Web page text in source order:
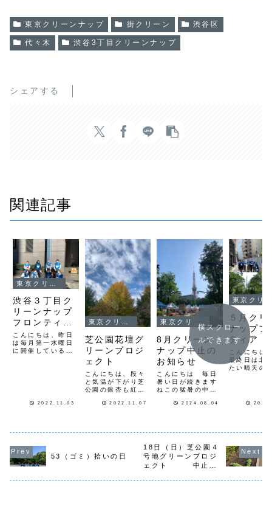
東京クリーンナップ 街クリーン 渋谷区
代々木 渋谷3丁目クリーンナップ
シェアする
関連記事
渋谷３丁目ク
リーンナップ
フロンティア
終了しまし
た。
こんにちは、昨日
は毎月第一水曜日
に開催している
た。今回も「マウ
拾い活動を行って
きま...
2022.11.03
芝公園花壇グ
リーンプロジ
ェクト
こんにちは、段々
と気温が下がり芝
公園の銀杏も紅葉
日は、芝公園４号
には種を付けたま
まリースにして流
木に掛けてきまし
た。花壇A流木に
2022.11.07
8月クリーン
ナップ中止の
お知らせ
こんにちは 毎日
暑い日が続きます
ねこの猛暑の中で
動を行うのは難し
ップ茅ヶ崎西浜ビ
ーチクリーンは猛
暑の為今月は中止
とさせて頂きます
2024.08.04
５月クリ
ナップフ
ティア
こんにちは
最終日は北
たい晴天の
ィークは２
園内、７日
１１時〜渋
代々木公園
横スクロー
ルできます
53（ゴミ）拾いの日
18日（日）芝公園４
号地グリーンプロジ
ェクト 中止の